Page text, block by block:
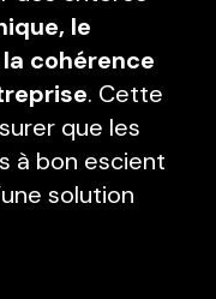
le
cohérence
. Cette
que les
à bon escient
solution